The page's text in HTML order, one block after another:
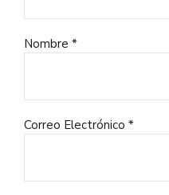
Nombre *
Correo Electrónico *